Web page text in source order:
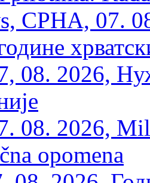
СРНА, 07.
08. 2026,
08. 2026,
opomena